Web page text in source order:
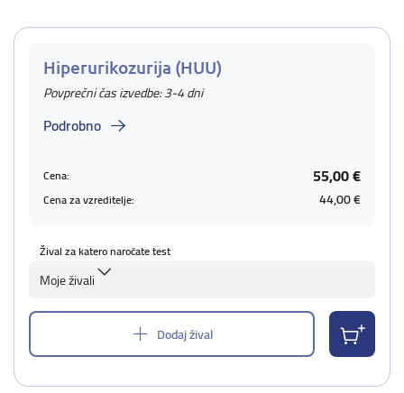
Hiperurikozurija (HUU)
Povprečni čas izvedbe: 3-4 dni
Podrobno
Cena: 55,00 €
Cena za vzreditelje: 44,00 €
Žival za katero naročate test
Moje živali
Dodaj žival